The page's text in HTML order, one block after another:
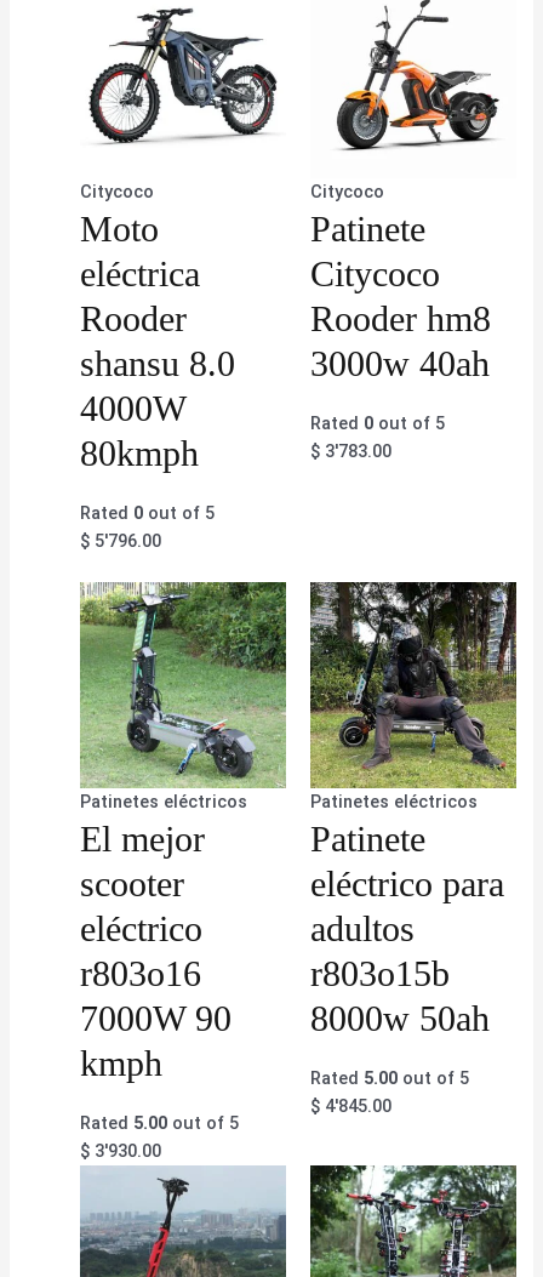
Citycoco
Moto
eléctrica
Rooder
shansu 8.0
4000W
80kmph
Rated 0 out of 5
$ 5'796.00
Citycoco
Patinete
Citycoco
Rooder hm8
3000w 40ah
Rated 0out of 5
$3'783.00
Patinetes eléctricos
El mejor
scooter
eléctrico
r803o16
7000W 90
kmph
Rated 5.00 out of 5
$ 3'930.00
Patinetes eléctricos
Patinete
eléctrico para
adultos
r803o15b
8000w 50ah
Rated 5.00out of 5
$4'845.00